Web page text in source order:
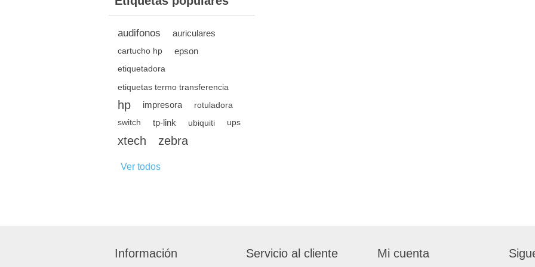
audifonos auriculares
cartucho hp epson
etiquetadora
etiquetas termo transferencia
hp impresora rotuladora
switch tp-link ubiquiti ups
xtech zebra
Ver todos
Información Servicio al cliente Mi cuenta